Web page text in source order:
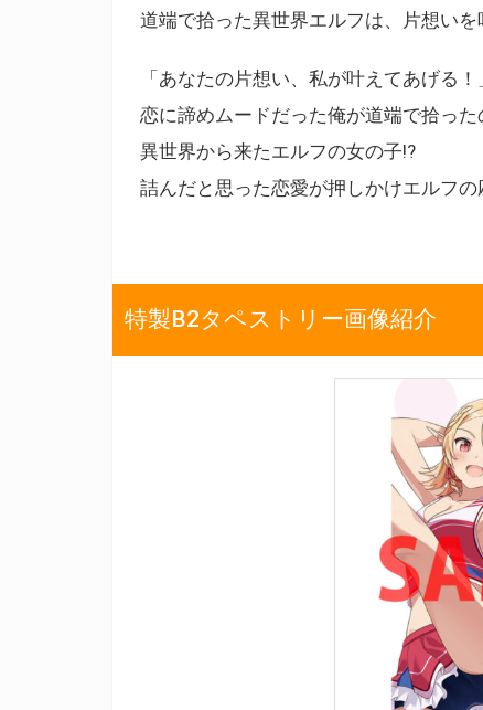
道端で拾った異世界エルフは、片想い
「あなたの片想い、私が叶えてあげる！
恋に諦めムードだった俺が道端で拾っ
異世界から来たエルフの女の子!?
詰んだと思った恋愛が押しかけエルフ
特製B2タペストリー画像紹介